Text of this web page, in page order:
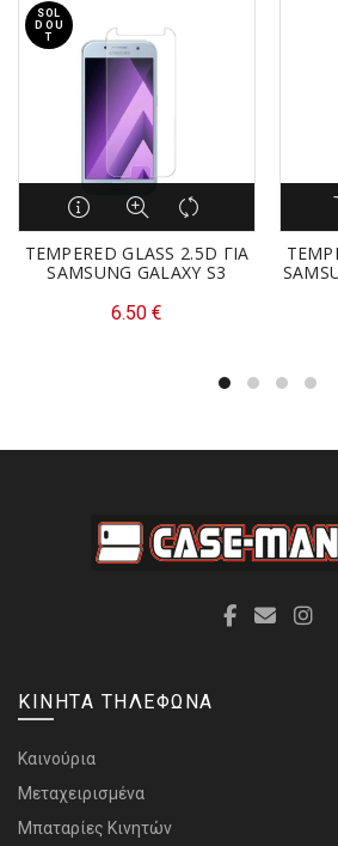
SOL
D OU
T
TEMPERED GLASS 2.5D ΓΙΑ
SAMSUNG GALAXY S3
6.50 €
ΚΙΝΗΤΑ ΤΗΛΕΦΩΝΑ
Καινούρια
Μεταχειρισμένα
Μπαταρίες Κινητών